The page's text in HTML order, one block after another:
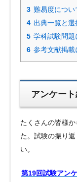
3 難易度につい
4 出典一覧と
5 学科試験問題
6 参考文献掲載
アンケート
たくさんの皆様
た。試験の振り
い。
第19回試験アン